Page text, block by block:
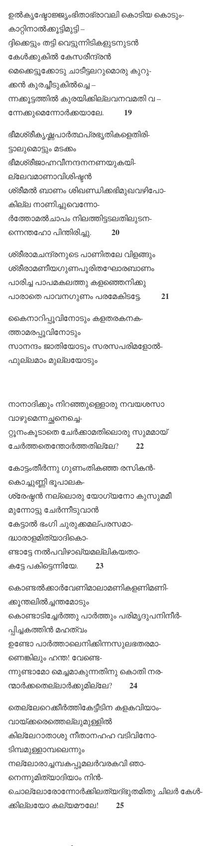
ഉൽകൃഷ്ടോജ്ജൃംഭിതാഭ്രാവലി കൊടിയ കൊടും-
കാറ്റിനാൽക്കൂട്ടിമുട്ടി –
ദ്ദിക്കെട്ടും തട്ടി വെട്ടുന്നിടികളുടനുടൻ
കേൾക്കുകിൽ കേസരീന്ദ്രൻ
മെക്കെട്ടൂക്കോടു ചാടീട്ടലറുമൊരു കുറു-
ക്കൻ കുരച്ചീടുകിൽച്ചെ –
ന്നക്കൂട്ടത്തിൽ കുരയിക്കില്ലവനവമതി വ –
ന്നേക്കുമെന്നോർക്കയാലേ.
19
ഭീമശ്രീകൃഷ്ണപാർത്ഥപ്രഭൃതികളെതിരി-
ട്ടാലുമൊട്ടും മടക്കം
ഭീമശ്രീജാഹ്നവീനന്ദനനണയുകയി-
ല്ലേവമാണാവിശിഷ്ടൻ
ശ്രീമൽ ബാണം ശിഖണ്ഡിക്കഭിമുഖവഴിപോ-
കില്ല നാണിച്ചുവെന്നോ-
ർത്തോമൽചാപം നിലത്തിട്ടടലതിലുടന-
ന്നെന്തഹോ പിന്തിരിച്ചു.
20
ശ്രീരാമചന്ദ്രനുടെ പാണിതലേ വിളങ്ങും
ശ്രീരാമണീയഗുണപൂരിതഘോരബാണം
പാരിച്ച പാപമകലത്തു കളഞ്ഞെനിക്കു
പാരാതെ പാവനഗുണം പരമേകിടട്ടേ.
21
കൈനാറിപ്പൂവിനോടും കളതരകനക-
ത്താമരപ്പൂവിനോടും
സാനന്ദം ജാതിയോടും സരസപരിമളോൽ-
ഫുല്ലമാം മുല്ലയോടും
നാനാദിക്കും നിറഞ്ഞുള്ളൊരു നവയശസാ
വാഴുമെന്നച്ഛനെച്ചെ-
റ്റൂനംകൂടാതെ ചേർക്കാമതിലൊരു സുമമായ്
ചേർത്തതെന്തോർത്തതില്ലേ?
22
കോട്ടംതീർന്നു ഗുണംതികഞ്ഞ രസികൻ-
കൊച്ചുണ്ണി ഭൂപാലക-
ശ്രേഷ്ഠൻ നല്ലൊരു യോഗ്യനോ കുസുമമീ
മുന്നോട്ടു ചേർന്നീടുവാൻ
കേട്ടാൽ ഭംഗി ചുരുക്കമല്പരസമാ-
ദ്ധാരാളമിത്യാദികൊ-
ണ്ടാട്ടേ നൽപവിഴാഖ്യമല്ലികയതാ-
കട്ടേ പകിട്ടെന്നിയേ.
23
കൊണ്ടൽക്കാർവേണിമാലാമണികളണിമണി-
ക്കൂന്തലിൽച്ചന്തമോടും
കൊണ്ടാടിച്ചേർത്തു പാർത്തും പരിമൃദുപനിനീർ-
പ്പിച്ചകത്തിൻ മഹത്വം
ഉണ്ടോ പാർത്താലെനിക്കിന്നസുലഭതരമാ-
ണെങ്കിലും ഹന്ത! വേണ്ടെ-
ന്നുണ്ടാമോ മെച്ചമാകുന്നതിനു കൊതി നര-
ന്മാർക്കതെല്ലാർക്കുമില്ലേ?
24
തെല്ലേറെക്കീർത്തികേട്ടീടിന കളകവിയാം-
വായ്ക്കരെത്തെല്ലുമുള്ളിൽ
കില്ലേറാതാശു നീതാനഹഹ വടിവിനോ-
ടിമ്പമുള്ളാമ്പലെന്നും
നല്ലോരാച്ചമ്പകപ്പൂമലർവരകവി ഞാ-
നെന്നുമിത്യാദിയാം നിൻ-
ചൊല്ലോരോന്നോർക്കിലത്യദ്ഭുതമിതു ചിലർ കേൾ-
ക്കില്ലയോ കല്യമൗലേ!
25